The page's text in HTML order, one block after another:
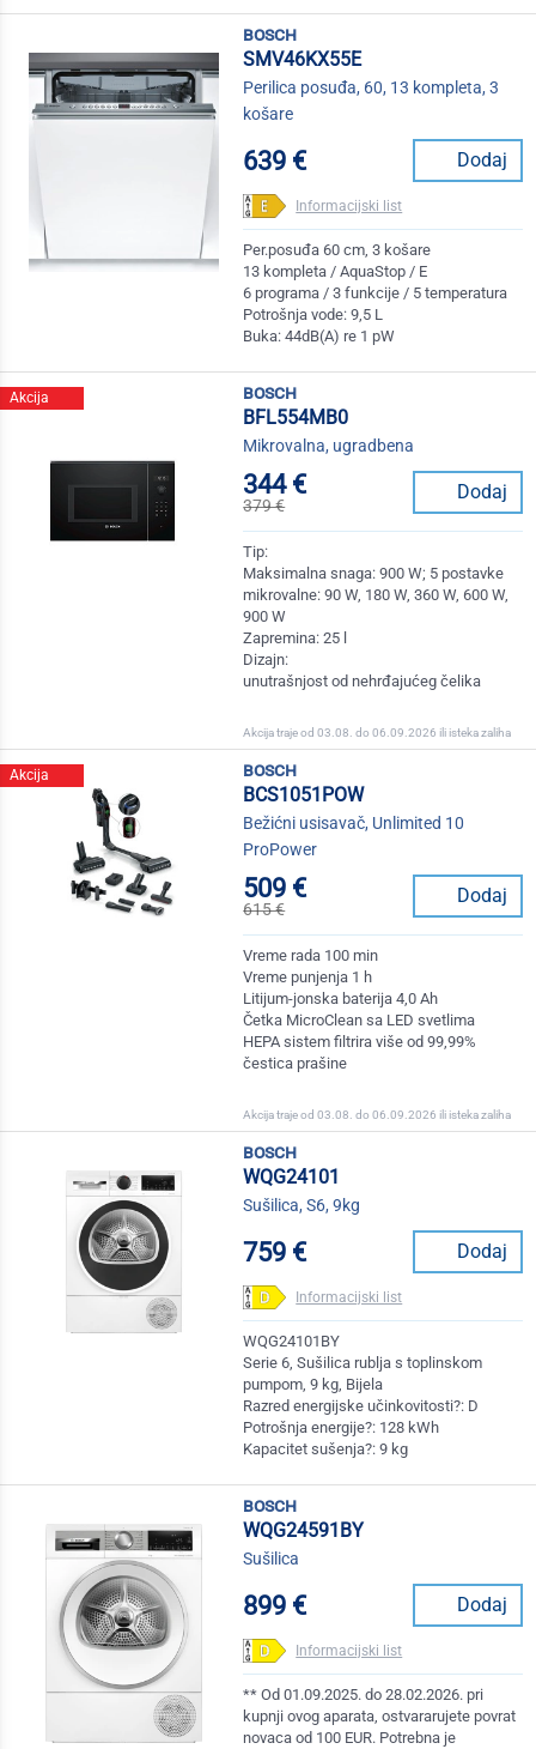
bosch
SMV46KX55E
Perilica posuđa, 60, 13 kompleta, 3
košare
639 € Dodaj
Informacijski list
Per.posuđa 60 cm, 3 košare
13 kompleta / AquaStop / E
6 programa / 3 funkcije / 5 temperatura
Potrošnja vode: 9,5 L
Buka: 44dB(A) re 1 pW
Akcija
bosch
BFL554MB0
Mikrovalna, ugradbena
344 €
379 €
Dodaj
Tip:
Maksimalna snaga: 900 W; 5 postavke
mikrovalne: 90 W, 180 W, 360 W, 600 W,
900 W
Zapremina: 25 l
Dizajn:
unutrašnjost od nehrđajućeg čelika
Akcija traje od 03.08. do 06.09.2026 ili isteka zaliha
Akcija
bosch
BCS1051POW
Bežićni usisavač, Unlimited 10
ProPower
509 €
615 €
Dodaj
Vreme rada 100 min
Vreme punjenja 1 h
Litijum-jonska baterija 4,0 Ah
Četka MicroClean sa LED svetlima
HEPA sistem filtrira više od 99,99%
čestica prašine
Akcija traje od 03.08. do 06.09.2026 ili isteka zaliha
bosch
WQG24101
Sušilica, S6, 9kg
759 € Dodaj
Informacijski list
WQG24101BY
Serie 6, Sušilica rublja s toplinskom
pumpom, 9 kg, Bijela
Razred energijske učinkovitosti?: D
Potrošnja energije?: 128 kWh
Kapacitet sušenja?: 9 kg
bosch
WQG24591BY
Sušilica
899 € Dodaj
Informacijski list
** Od 01.09.2025. do 28.02.2026. pri
kupnji ovog aparata, ostvararujete povrat
novaca od 100 EUR. Potrebna je